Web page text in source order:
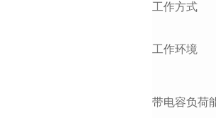
工作方式
工作环境
带电容负荷